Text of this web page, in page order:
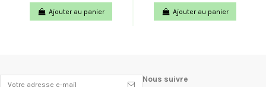
Ajouter au panier Ajouter au panier
Nous suivre